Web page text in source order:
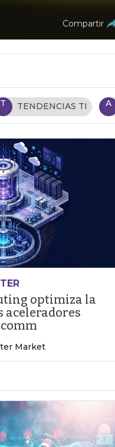
Compartir
T TENDENCIAS TI A
optimiza la
aceleradores
Market